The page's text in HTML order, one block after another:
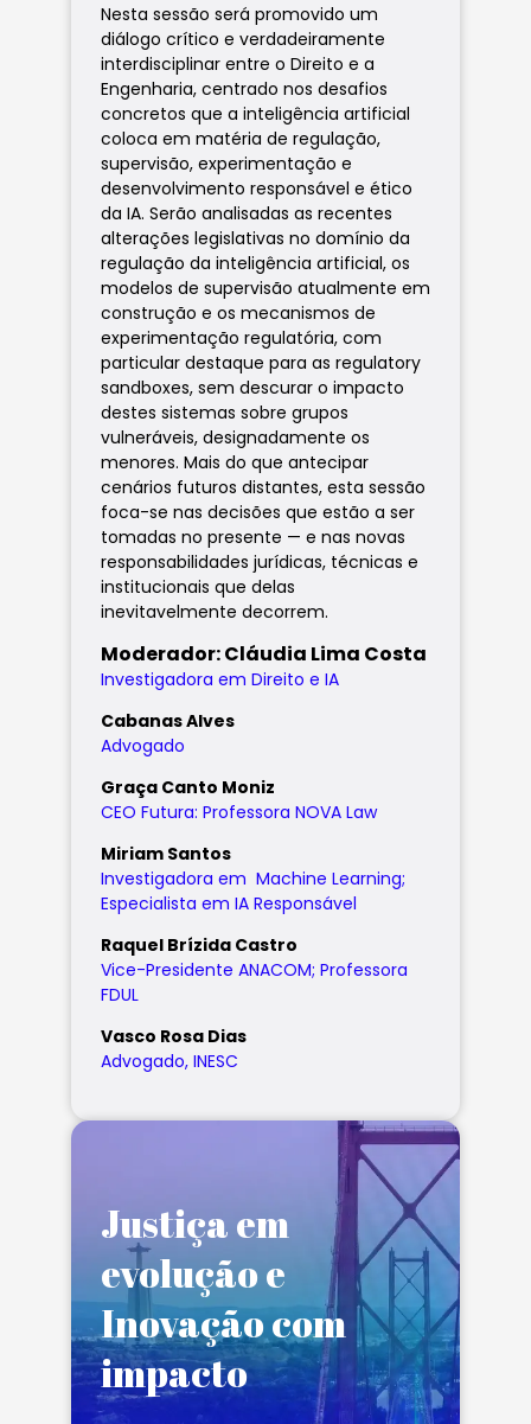
Nesta sessão será promovido um
diálogo crítico e verdadeiramente
interdisciplinar entre o Direito e a
Engenharia, centrado nos desafios
concretos que a inteligência artificial
coloca em matéria de regulação,
supervisão, experimentação e
desenvolvimento responsável e ético
da IA. Serão analisadas as recentes
alterações legislativas no domínio da
regulação da inteligência artificial, os
modelos de supervisão atualmente em
construção e os mecanismos de
experimentação regulatória, com
particular destaque para as regulatory
sandboxes, sem descurar o impacto
destes sistemas sobre grupos
vulneráveis, designadamente os
menores. Mais do que antecipar
cenários futuros distantes, esta sessão
foca-se nas decisões que estão a ser
tomadas no presente — e nas novas
responsabilidades jurídicas, técnicas e
institucionais que delas
inevitavelmente decorrem.
Moderador: Cláudia Lima Costa
Investigadora em Direito e IA
Cabanas Alves
Advogado
Graça Canto Moniz
CEO Futura: Professora NOVA Law
Miriam Santos
Investigadora em Machine Learning;
Especialista em IA Responsável
Raquel Brízida Castro
Vice-Presidente ANACOM; Professora
FDUL
Vasco Rosa Dias
Advogado, INESC
Justiça em
evolução e
Inovação com
impacto